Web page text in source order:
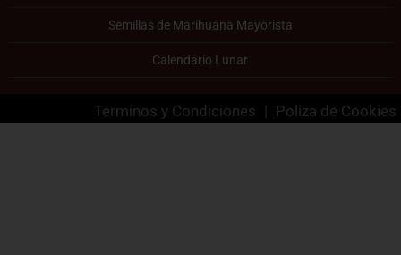
Semillas de Marihuana Mayorista
Calendario Lunar
Términos y Condiciones | Poliza de Cookies